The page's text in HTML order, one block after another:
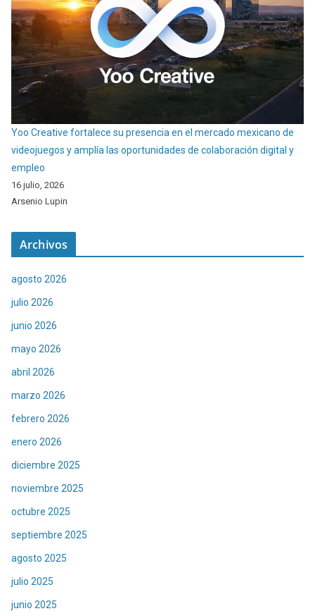
Yoo Creative fortalece su presencia en el mercado mexicano de
videojuegos y amplía las oportunidades de colaboración digital y
empleo
16 julio, 2026
Arsenio Lupin
Archivos
agosto 2026
julio 2026
junio 2026
mayo 2026
abril 2026
marzo 2026
febrero 2026
enero 2026
diciembre 2025
noviembre 2025
octubre 2025
septiembre 2025
agosto 2025
julio 2025
junio 2025